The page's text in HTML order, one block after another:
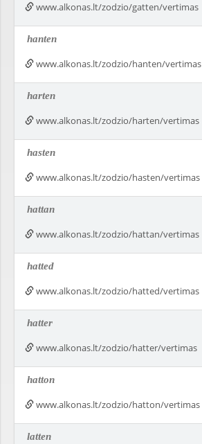
www.alkonas.lt/zodzio/gatten/vertimas
hanten
www.alkonas.lt/zodzio/hanten/vertimas
harten
www.alkonas.lt/zodzio/harten/vertimas
hasten
www.alkonas.lt/zodzio/hasten/vertimas
hattan
www.alkonas.lt/zodzio/hattan/vertimas
hatted
www.alkonas.lt/zodzio/hatted/vertimas
hatter
www.alkonas.lt/zodzio/hatter/vertimas
hatton
www.alkonas.lt/zodzio/hatton/vertimas
latten